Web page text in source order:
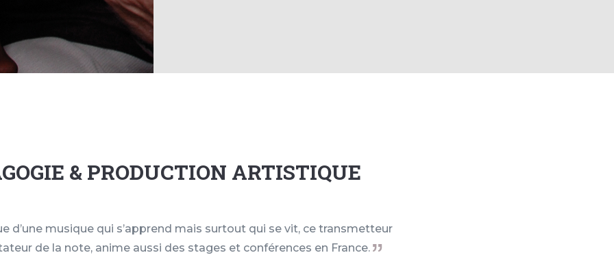
& PRODUCTION ARTISTIQUE
d’une musique qui s’apprend mais surtout qui se vit, ce transmetteur
de la note, anime aussi des stages et conférences en France.